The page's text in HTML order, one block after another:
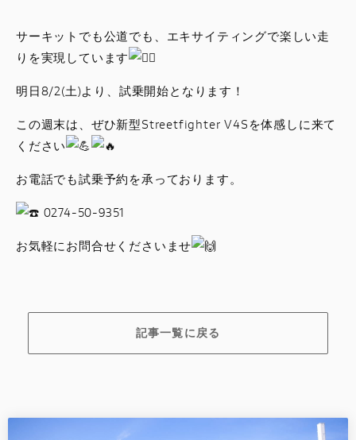
サーキットでも公道でも、エキサイティングで楽しい走
りを実現しています
明日8/2(土)より、試乗開始となります！
この週末は、ぜひ新型Streetfighter V4Sを体感しに来て
ください
お電話でも試乗予約を承っております。
0274-50-9351
お気軽にお問合せくださいませ
記事一覧に戻る